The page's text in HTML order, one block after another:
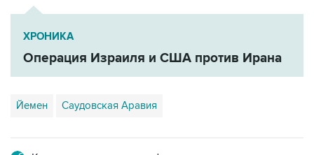
ХРОНИКА
Операция Израиля и США против Ирана
Йемен Саудовская Аравия